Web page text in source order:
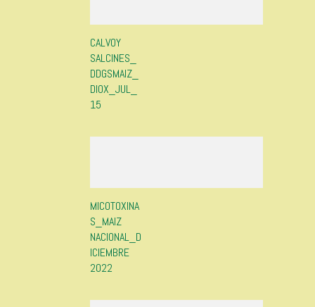
CALVOY
SALCINES_
DDGSMAIZ_
DIOX_JUL_
15
MICOTOXINA
S_MAIZ
NACIONAL_D
ICIEMBRE
2022